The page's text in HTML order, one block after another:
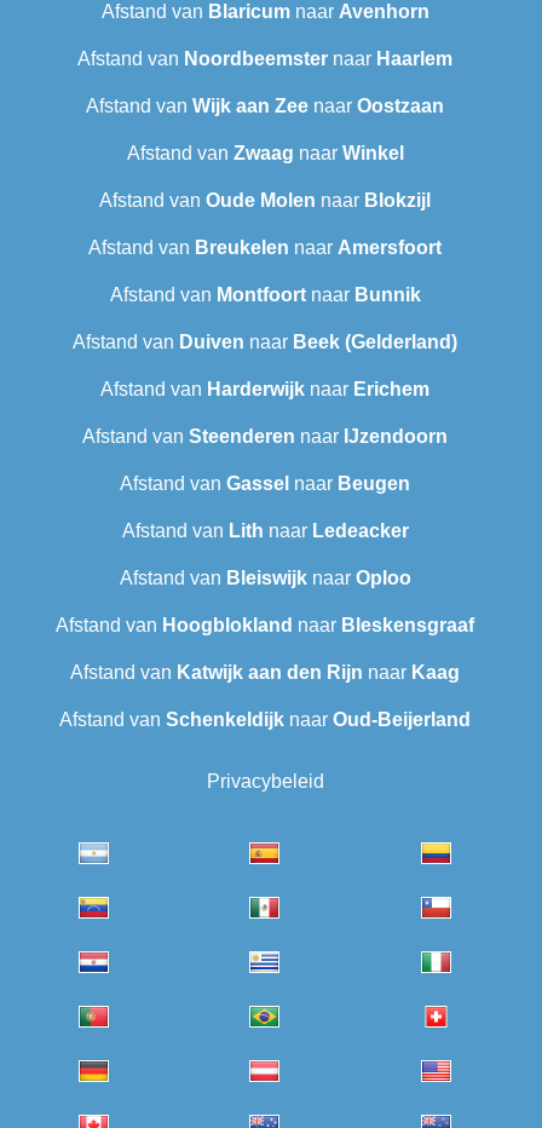
Afstand van Blaricumnaar Avenhorn
Afstand van Noordbeemster naar Haarlem
Afstand van Wijk aan Zee naar Oostzaan
Afstand van Zwaag naar Winkel
Afstand van Oude Molen naar Blokzijl
Afstand van Breukelen naar Amersfoort
Afstand van Montfoortnaar Bunnik
Afstand van Duiven naar Beek (Gelderland)
Afstand van Harderwijk naar Erichem
Afstand van Steenderen naar IJzendoorn
Afstand van Gassel naar Beugen
Afstand van Lith naar Ledeacker
Afstand van Bleiswijknaar Oploo
Afstand van Hoogblokland naar Bleskensgraaf
Afstand van Katwijk aan den Rijn naar Kaag
Afstand van Schenkeldijk naar Oud-Beijerland
Privacybeleid